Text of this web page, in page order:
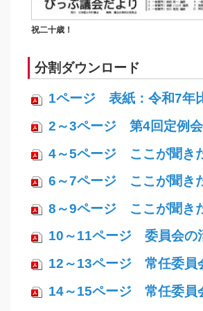
祝二十歳！
分割ダウンロード
1ページ 表紙：令和7年
2～3ページ 第4回定例会
4～5ページ ここが聞き
6～7ページ ここが聞き
8～9ページ ここが聞き
10～11ページ 委員会の
12～13ページ 常任委員
14～15ページ 常任委員